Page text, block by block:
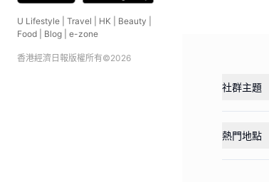
U Lifestyle Travel HK Beauty
Food
Blog e-zone
香港經濟日報版權所有©2026
社群主題
熱門地點